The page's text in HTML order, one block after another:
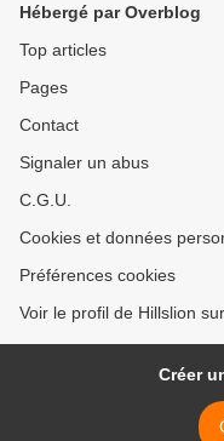
Hébergé par Overblog
Top articles
Pages
Contact
Signaler un abus
C.G.U.
Cookies et données
Préférences cookies
Voir le profil de Hillslion
Créer